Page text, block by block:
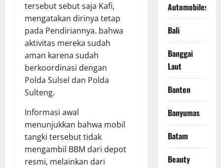
tersebut sebut saja Kafi,
mengatakan dirinya tetap
pada Pendiriannya. bahwa
aktivitas mereka sudah
aman karena sudah
berkoordinasi dengan
Polda Sulsel dan Polda
Sulteng.
Informasi awal
menunjukkan bahwa mobil
tangki tersebut tidak
mengambil BBM dari depot
resmi, melainkan dari
Automobiles
Bali
Banggai
Laut
Banten
Banyumas
Batam
Beauty